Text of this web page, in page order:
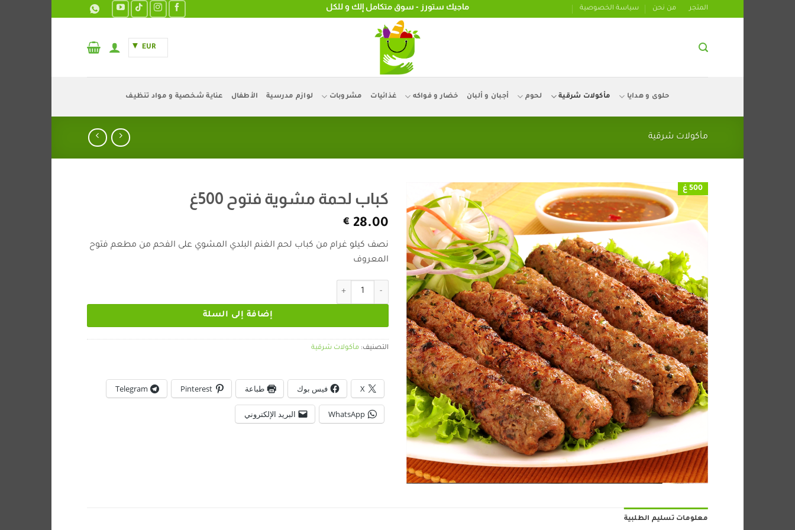
المتجر من نحن سياسة الخصوصية ماجيك ستورز - سوق متكامل إلك و للكل
EUR
حلوى و هدايا مأكولات شرقية لحوم أجبان و ألبان خضار و فواكه غذائيات مشروبات لوازم مدرسية الأطفال عناية شخصية و مواد تنظيف
مأكولات شرقية
500 غ
كباب لحمة مشوية فتوح 500غ
28.00
€
نصف كيلو غرام من كباب لحم الغنم البلدي المشوي على الفحم من مطعم فتوح
المعروف
كمية كباب لحمة مشوية فتوح 500غ
إضافة إلى السلة
التصنيف: مأكولات شرقية
X فيس بوك طباعة Pinterest
Telegram
WhatsApp البريد الإلكتروني
معلومات تسليم الطلبية